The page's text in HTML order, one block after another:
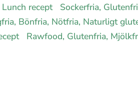
recept
Sockerfria,
Bönfria, Nötfria, Naturligt
Rawfood, Glutenfria,